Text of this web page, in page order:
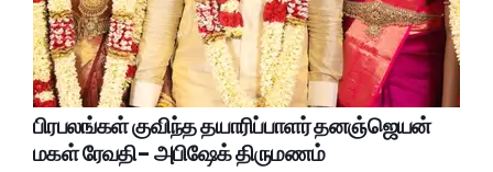
பிரபலங்கள் குவிந்த தயாரிப்பாளர் தனஞ்ஜெயன்
மகள் ரேவதி- அபிஷேக் திருமணம்